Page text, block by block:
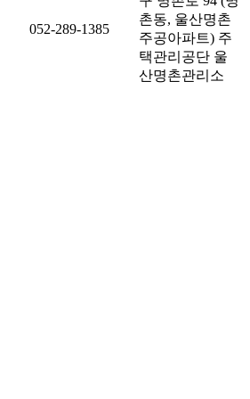
052-289-1385
촌동, 울산명촌
주공아파트) 주
택관리공단 울
산명촌관리소